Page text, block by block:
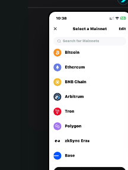
Português (Portugal)
Bahasa Indonesia
Português (Brasil)